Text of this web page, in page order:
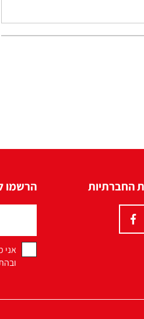
החברתיות הרשמו
אני